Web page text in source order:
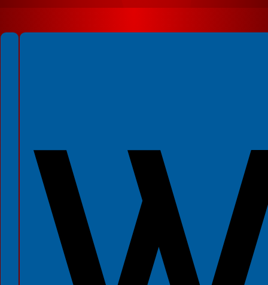
Spełniamy standardy WCAG 2.2
Spełniamy standardy W3C